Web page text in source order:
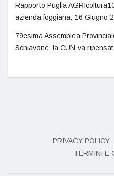
Rapporto Puglia
azienda foggiana. 16 Giugno
79esima Assemblea
Schiavone: la CUN va
PRIVACY POLICY
TERMINI E